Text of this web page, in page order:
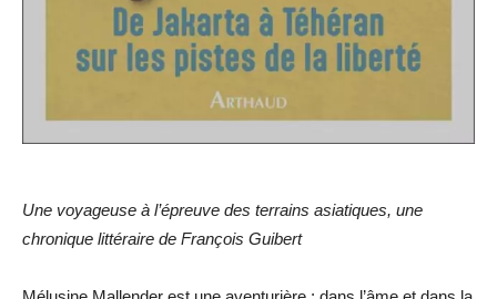
Une voyageuse à l’épreuve des terrains asiatiques, une
chronique littéraire de François Guibert